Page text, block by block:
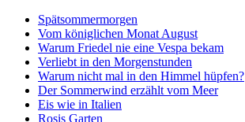
Spätsommermorgen
Vom königlichen Monat August
Warum Friedel nie eine Vespa bekam
Verliebt in den Morgenstunden
Warum nicht mal in den Himmel hüpfen?
Der Sommerwind erzählt vom Meer
Eis wie in Italien
Rosis Garten